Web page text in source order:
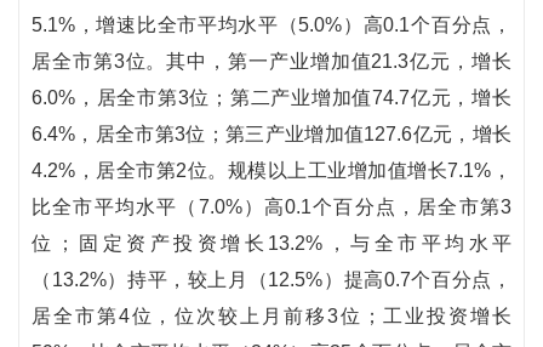
5.1%，增速比全市平均水平（5.0%）高0.1个百分点，
居全市第3位。其中，第一产业增加值21.3亿元，增长
6.0%，居全市第3位；第二产业增加值74.7亿元，增长
6.4%，居全市第3位；第三产业增加值127.6亿元，增长
4.2%，居全市第2位。规模以上工业增加值增长7.1%，
比全市平均水平（7.0%）高0.1个百分点，居全市第3
位；固定资产投资增长13.2%，与全市平均水平
（13.2%）持平，较上月（12.5%）提高0.7个百分点，
居全市第4位，位次较上月前移3位；工业投资增长